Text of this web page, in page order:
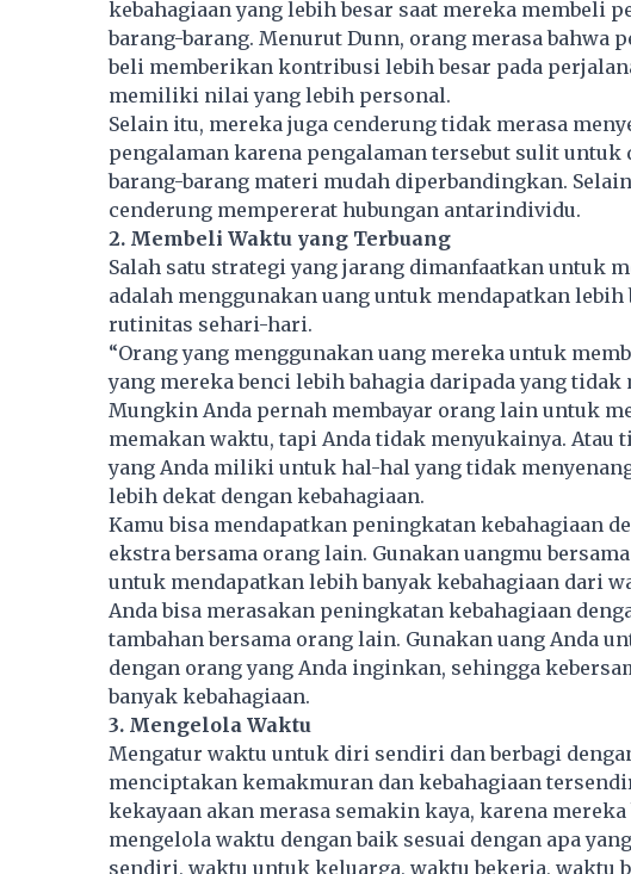
kebahagiaan yang lebih besar saat mereka membeli
barang-barang. Menurut Dunn, orang merasa bahwa
beli memberikan kontribusi lebih besar pada
memiliki nilai yang lebih personal.
Selain itu, mereka juga cenderung tidak merasa
pengalaman karena pengalaman tersebut sulit untuk
barang-barang materi mudah diperbandingkan.
cenderung mempererat hubungan antarindividu.
2. Membeli Waktu yang Terbuang
Salah satu strategi yang jarang dimanfaatkan untuk
adalah menggunakan uang untuk mendapatkan lebih
rutinitas sehari-hari.
“Orang yang menggunakan uang mereka untuk
yang mereka benci lebih bahagia daripada yang tidak
Mungkin Anda pernah membayar orang lain untuk
memakan waktu, tapi Anda tidak menyukainya. Atau
yang Anda miliki untuk hal-hal yang tidak
lebih dekat dengan kebahagiaan.
Kamu bisa mendapatkan peningkatan kebahagiaan
ekstra bersama orang lain. Gunakan uangmu
untuk mendapatkan lebih banyak kebahagiaan dari
Anda bisa merasakan peningkatan kebahagiaan
tambahan bersama orang lain. Gunakan uang Anda
dengan orang yang Anda inginkan, sehingga
banyak kebahagiaan.
3. Mengelola Waktu
Mengatur waktu untuk diri sendiri dan berbagi
menciptakan kemakmuran dan kebahagiaan
kekayaan akan merasa semakin kaya, karena
mengelola waktu dengan baik sesuai dengan apa
sendiri, waktu untuk keluarga, waktu bekerja, waktu